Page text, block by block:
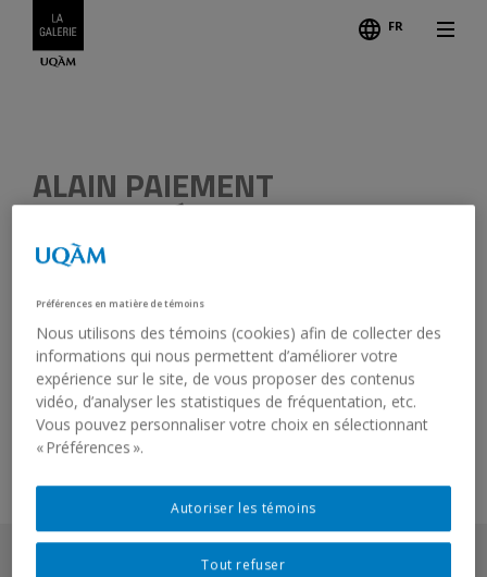
FR
ALAIN PAIEMENT
NON TITRÉ
1984.3.1-3
Préférences en matière de témoins
Nous utilisons des témoins (cookies) afin de collecter des
informations qui nous permettent d’améliorer votre
expérience sur le site, de vous proposer des contenus
vidéo, d’analyser les statistiques de fréquentation, etc.
Vous pouvez personnaliser votre choix en sélectionnant
« Préférences ».
Tout refuser
Autoriser les témoins